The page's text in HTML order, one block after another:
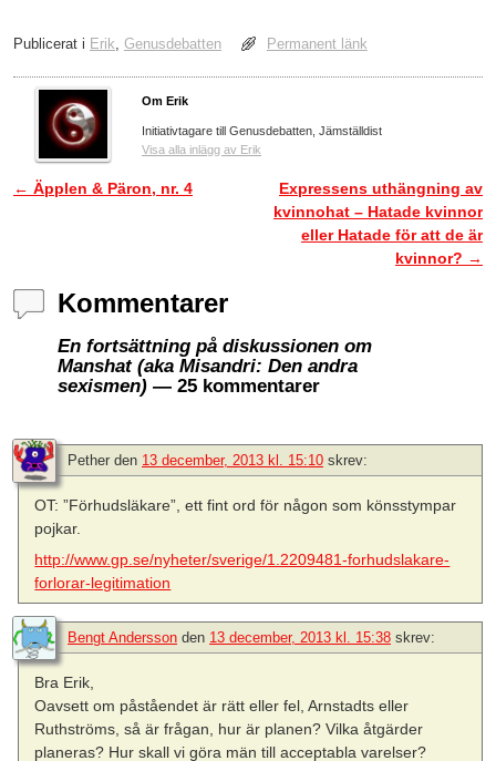
Publicerat i Erik, Genusdebatten Permanent länk
Om Erik
Initiativtagare till Genusdebatten, Jämställdist
Visa alla inlägg av Erik
Inläggsnavigering
← Äpplen & Päron, nr. 4
Expressens uthängning av
kvinnohat – Hatade kvinnor
eller Hatade för att de är
kvinnor? →
Kommentarer
En fortsättning på diskussionen om
Manshat (aka Misandri: Den andra
sexismen) — 25 kommentarer
Pether den 13 december, 2013 kl. 15:10 skrev:
OT: ”Förhudsläkare”, ett fint ord för någon som könsstympar
pojkar.
http://www.gp.se/nyheter/sverige/1.2209481-forhudslakare-
forlorar-legitimation
Bengt Andersson den 13 december, 2013 kl. 15:38 skrev:
Bra Erik,
Oavsett om påståendet är rätt eller fel, Arnstadts eller
Ruthströms, så är frågan, hur är planen? Vilka åtgärder
planeras? Hur skall vi göra män till acceptabla varelser?